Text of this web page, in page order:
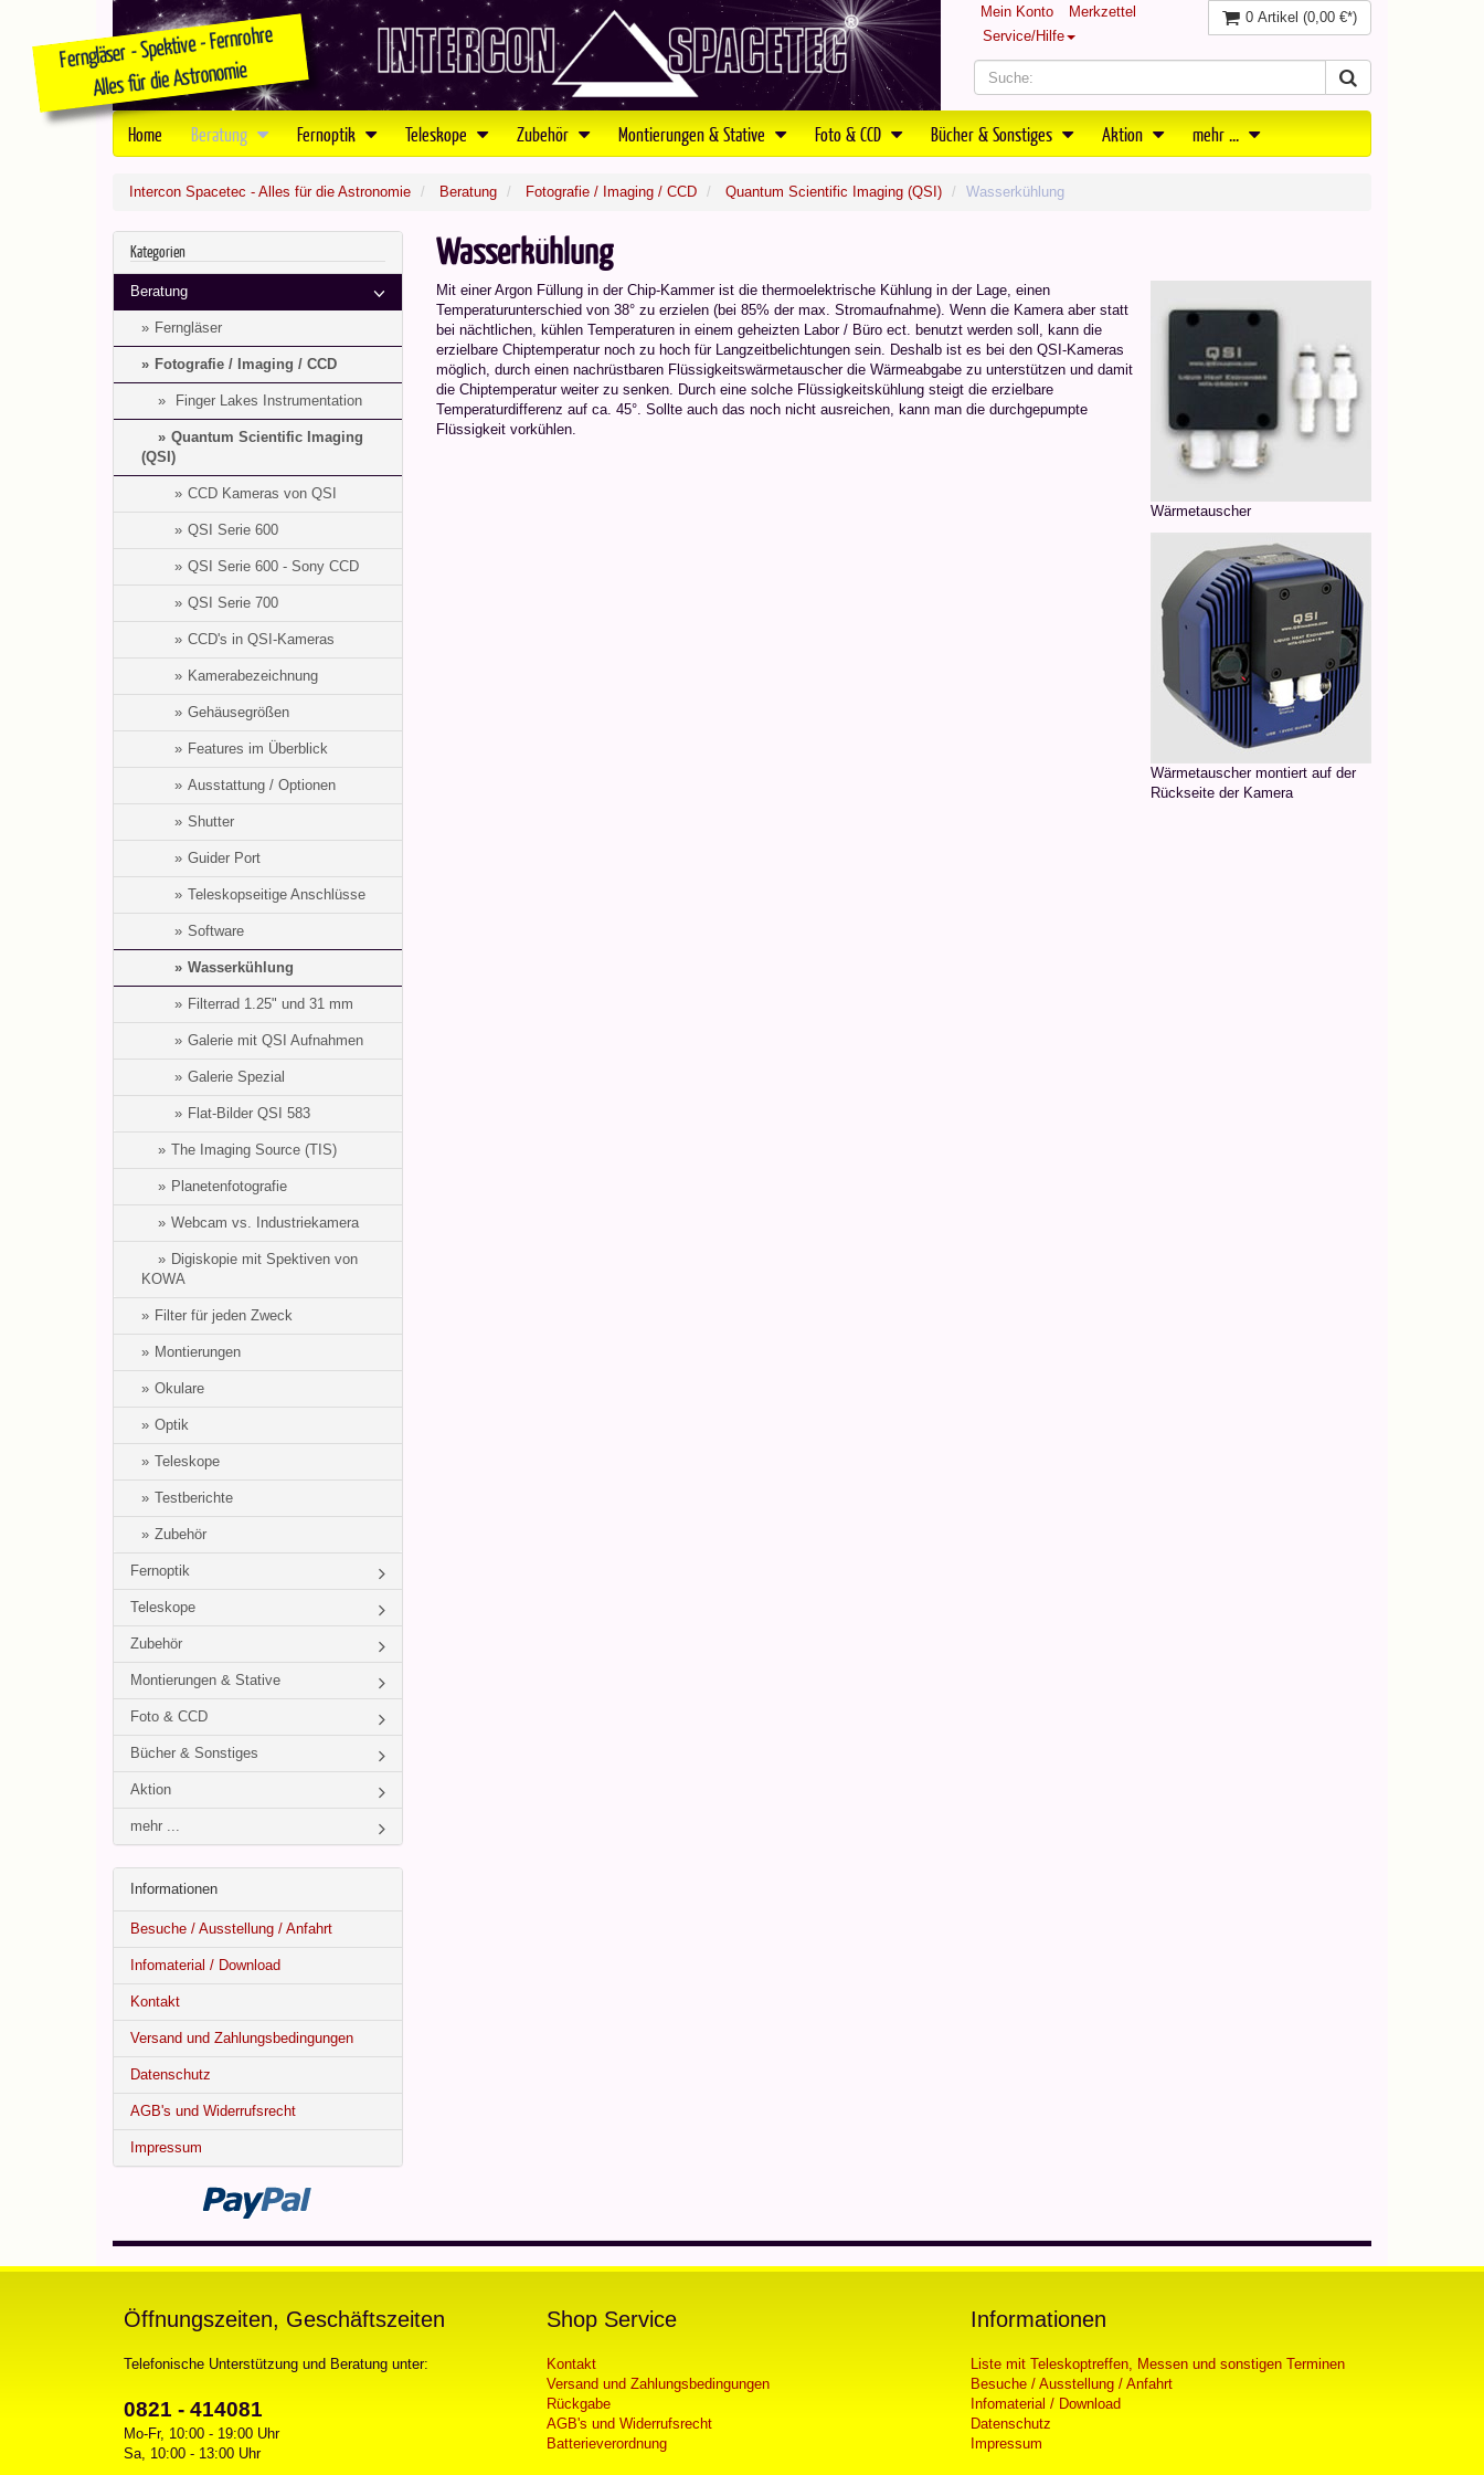
Mein Konto
Merkzettel
Service/Hilfe
0 Artikel (0,00 €*)
Home Beratung Fernoptik Teleskope Zubehör Montierungen & Stative Foto & CCD Bücher & Sonstiges Aktion mehr ...
Intercon Spacetec - Alles für die Astronomie Beratung Fotografie / Imaging / CCD Quantum Scientific Imaging (QSI) Wasserkühlung
Kategorien
Beratung
Ferngläser
Fotografie / Imaging / CCD
Finger Lakes Instrumentation
Quantum Scientific Imaging
(QSI)
CCD Kameras von QSI
QSI Serie 600
QSI Serie 600 - Sony CCD
QSI Serie 700
CCD's in QSI-Kameras
Kamerabezeichnung
Gehäusegrößen
Features im Überblick
Ausstattung / Optionen
Shutter
Guider Port
Teleskopseitige Anschlüsse
Software
Wasserkühlung
Filterrad 1.25" und 31 mm
Galerie mit QSI Aufnahmen
Galerie Spezial
Flat-Bilder QSI 583
The Imaging Source (TIS)
Planetenfotografie
Webcam vs. Industriekamera
Digiskopie mit Spektiven von
KOWA
Filter für jeden Zweck
Montierungen
Okulare
Optik
Teleskope
Testberichte
Zubehör
Fernoptik
Teleskope
Zubehör
Montierungen & Stative
Foto & CCD
Bücher & Sonstiges
Aktion
mehr ...
Informationen
Besuche / Ausstellung / Anfahrt
Infomaterial / Download
Kontakt
Versand und Zahlungsbedingungen
Datenschutz
AGB's und Widerrufsrecht
Impressum
Wasserkühlung
Wärmetauscher
Wärmetauscher montiert auf der
Rückseite der Kamera
Mit einer Argon Füllung in der Chip-Kammer ist die thermoelektrische Kühlung in der Lage, einen
Temperaturunterschied von 38° zu erzielen (bei 85% der max. Stromaufnahme). Wenn die Kamera aber statt
bei nächtlichen, kühlen Temperaturen in einem geheizten Labor / Büro ect. benutzt werden soll, kann die
erzielbare Chiptemperatur noch zu hoch für Langzeitbelichtungen sein. Deshalb ist es bei den QSI-Kameras
möglich, durch einen nachrüstbaren Flüssigkeitswärmetauscher die Wärmeabgabe zu unterstützen und damit
die Chiptemperatur weiter zu senken. Durch eine solche Flüssigkeitskühlung steigt die erzielbare
Temperaturdifferenz auf ca. 45°. Sollte auch das noch nicht ausreichen, kann man die durchgepumpte
Flüssigkeit vorkühlen.
Öffnungszeiten, Geschäftszeiten
Telefonische Unterstützung und Beratung unter:
0821 - 414081
Mo-Fr, 10:00 - 19:00 Uhr
Sa, 10:00 - 13:00 Uhr
Shop Service
Kontakt
Versand und Zahlungsbedingungen
Rückgabe
AGB's und Widerrufsrecht
Batterieverordnung
Informationen
Liste mit Teleskoptreffen, Messen und sonstigen Terminen
Besuche / Ausstellung / Anfahrt
Infomaterial / Download
Datenschutz
Impressum